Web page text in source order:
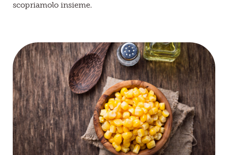
scopriamolo insieme.